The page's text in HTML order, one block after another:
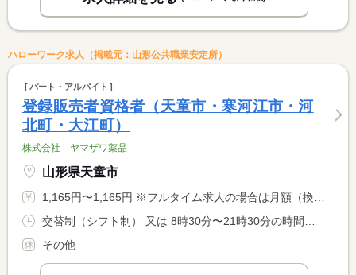
ハローワーク求人（掲載元：山形公共職業安定所）
パート・アルバイト
登録販売者資格者（天童市・寒河江市・河
北町・大江町）
株式会社 ヤマザワ薬品
山形県天童市
1,165円〜1,165円 ※フルタイム求人の場合は月額（換算額）、パート求人の場合は時間額を表示しています。
その他